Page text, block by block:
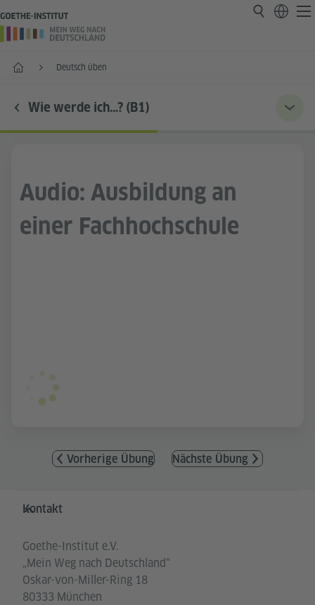
Start Deutsch üben
Wie werde ich…? (B1)
Audio: Ausbildung an
einer Fachhochschule
Vorherige Übung Nächste Übung
Service- und Informationsbereich
Kontakt
Goethe-Institut e.V.
„Mein Weg nach Deutschland“
Oskar-von-Miller-Ring 18
80333 München